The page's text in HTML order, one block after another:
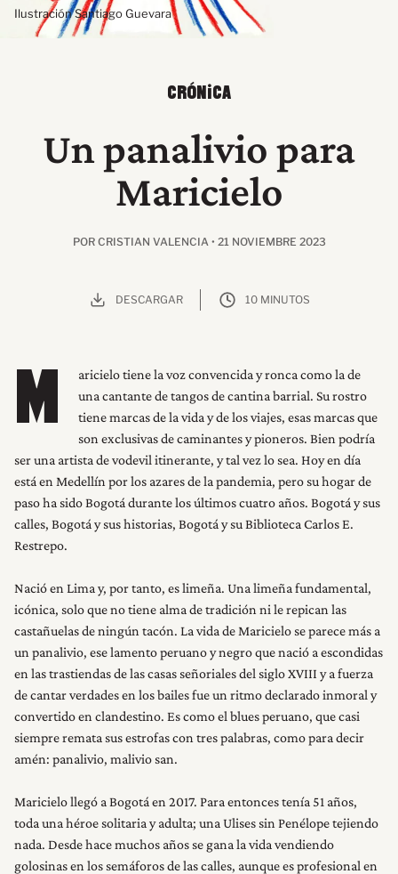
Ilustración Santiago Guevara
CRÓNICA
Un panalivio para
Maricielo
POR CRISTIAN VALENCIA • 21 NOVIEMBRE 2023
DESCARGAR 10 MINUTOS
M
aricielo tiene la voz convencida y ronca como la de
una cantante de tangos de cantina barrial. Su rostro
tiene marcas de la vida y de los viajes, esas marcas que
son exclusivas de caminantes y pioneros. Bien podría
ser una artista de vodevil itinerante, y tal vez lo sea. Hoy en día
está en Medellín por los azares de la pandemia, pero su hogar de
paso ha sido Bogotá durante los últimos cuatro años. Bogotá y sus
calles, Bogotá y sus historias, Bogotá y su Biblioteca Carlos E.
Restrepo.
Nació en Lima y, por tanto, es limeña. Una limeña fundamental,
icónica, solo que no tiene alma de tradición ni le repican las
castañuelas de ningún tacón. La vida de Maricielo se parece más a
un panalivio, ese lamento peruano y negro que nació a escondidas
en las trastiendas de las casas señoriales del siglo XVIII y a fuerza
de cantar verdades en los bailes fue un ritmo declarado inmoral y
convertido en clandestino. Es como el blues peruano, que casi
siempre remata sus estrofas con tres palabras, como para decir
amén: panalivio, malivio san.
Maricielo llegó a Bogotá en 2017. Para entonces tenía 51 años,
toda una héroe solitaria y adulta; una Ulises sin Penélope tejiendo
nada. Desde hace muchos años se gana la vida vendiendo
golosinas en los semáforos de las calles, aunque es profesional en